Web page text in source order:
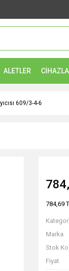
ALETLER
609/3-4-6
784,69
Kategori
Marka
Stok
Fiyat